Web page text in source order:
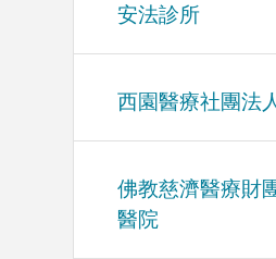
安法診所
西園醫療社團法
佛教慈濟醫療財
醫院